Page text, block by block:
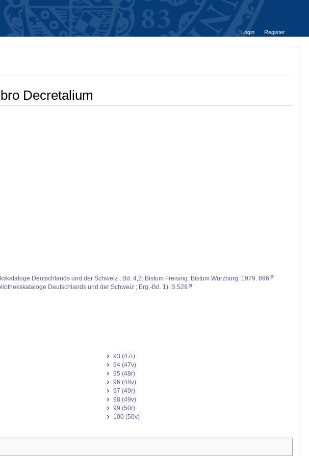
Login
Register
Decretalium
Deutschlands und der Schweiz ; Bd. 4,2: Bistum Freising. Bistum Würzburg. 1979. 896
Deutschlands und der Schweiz ; Erg.-Bd. 1). S.529
93 (47r)
94 (47v)
95 (48r)
96 (48v)
97 (49r)
98 (49v)
99 (50r)
100 (50v)